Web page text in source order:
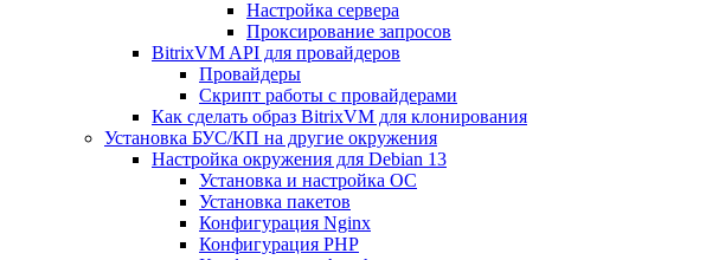
Настройка сервера
Проксирование запросов
BitrixVM API для провайдеров
Провайдеры
Скрипт работы с провайдерами
Как сделать образ BitrixVM для клонирования
Установка БУС/КП на другие окружения
Настройка окружения для Debian 13
Установка и настройка ОС
Установка пакетов
Конфигурация Nginx
Конфигурация PHP